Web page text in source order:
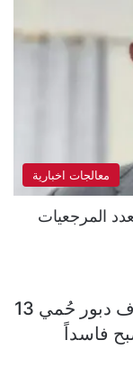
معالجات اخبارية
المرجعيات
قيادي فتحاوي: أشرف دبور حُمي 13
فاسداً